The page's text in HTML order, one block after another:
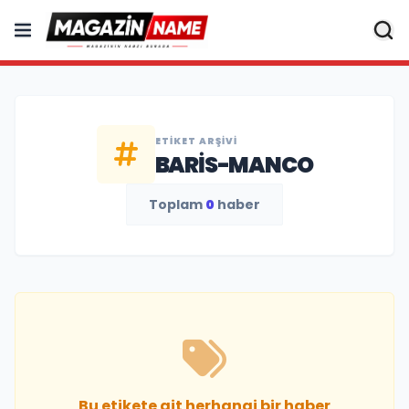
ETIKET ARŞIVI
BARIS-MANCO
Toplam 0 haber